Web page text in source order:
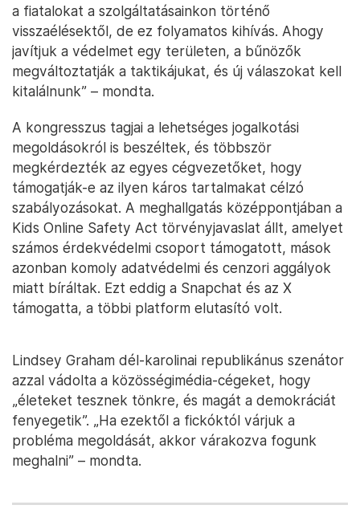
a fiatalokat a szolgáltatásainkon történő
visszaélésektől, de ez folyamatos kihívás. Ahogy
javítjuk a védelmet egy területen, a bűnözők
megváltoztatják a taktikájukat, és új válaszokat kell
kitalálnunk” – mondta.
A kongresszus tagjai a lehetséges jogalkotási
megoldásokról is beszéltek, és többször
megkérdezték az egyes cégvezetőket, hogy
támogatják-e az ilyen káros tartalmakat célzó
szabályozásokat. A meghallgatás középpontjában a
Kids Online Safety Act törvényjavaslat állt, amelyet
számos érdekvédelmi csoport támogatott, mások
azonban komoly adatvédelmi és cenzori aggályok
miatt bíráltak. Ezt eddig a Snapchat és az X
támogatta, a többi platform elutasító volt.
Lindsey Graham dél-karolinai republikánus szenátor
azzal vádolta a közösségimédia-cégeket, hogy
„életeket tesznek tönkre, és magát a demokráciát
fenyegetik”. „Ha ezektől a fickóktól várjuk a
probléma megoldását, akkor várakozva fogunk
meghalni” – mondta.